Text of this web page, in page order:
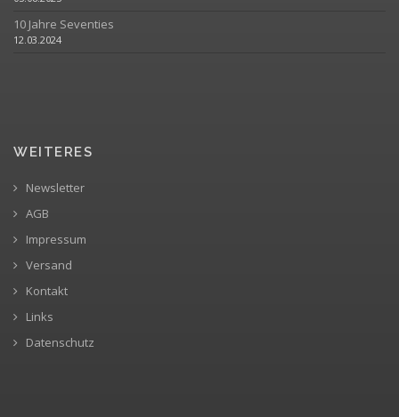
10 Jahre Seventies
12.03.2024
WEITERES
Newsletter
AGB
Impressum
Versand
Kontakt
Links
Datenschutz